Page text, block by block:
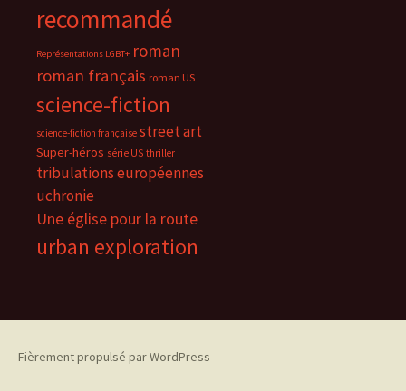
recommandé
Représentations LGBT+ roman
roman français roman US
science-fiction
science-fiction française street art
Super-héros série US thriller
tribulations européennes
uchronie
Une église pour la route
urban exploration
Fièrement propulsé par WordPress